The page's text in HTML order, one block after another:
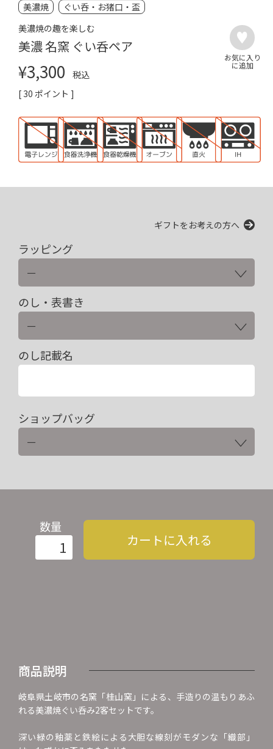
美濃焼
ぐい呑・お猪口・盃
美濃焼の趣を楽しむ
美濃 名窯 ぐい呑ペア
¥3,300
税込
[ 30 ポイント ]
ギフトをお考えの方へ
ラッピング
のし・表書き
のし記載名
ショップバッグ
数量
カートに入れる
商品説明
岐阜県土岐市の名窯「桂山窯」による、手造りの温もりあふ
れる美濃焼ぐい呑み2客セットです。
深い緑の釉薬と鉄絵による大胆な線刻がモダンな「織部」